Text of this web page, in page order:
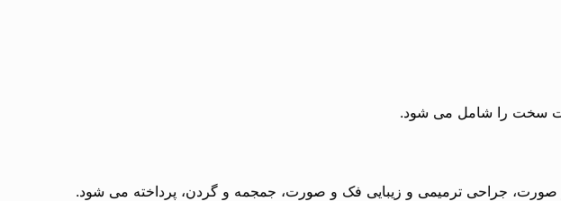
سخت را شامل می شود.
صورت، جراحی ترمیمی و زیبایی فک و صورت، جمجمه و گردن، پرداخته می شود.